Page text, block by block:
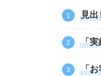
見出
「実
「お